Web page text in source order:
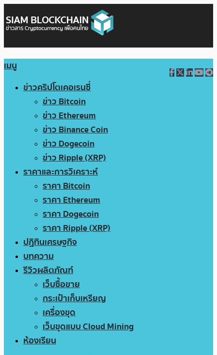
เมนู
ข่าวคริปโตเคอเรนซี่
ข่าว Bitcoin
ข่าว Ethereum
ข่าว Binance Coin
ข่าว Dogecoin
ข่าว Ripple (XRP)
ราคาและการวิเคราะห์
ราคา Bitcoin
ราคา Ethereum
ราคา Dogecoin
ราคา Ripple (XRP)
ปฏิทินเศรษฐกิจ
บทความ
รีวิวผลิตภัณฑ์
เว็บซื้อขาย
กระเป๋าเก็บเหรียญ
เครื่องขุด
เว็บขุดแบบ Cloud Mining
ห้องเรียน